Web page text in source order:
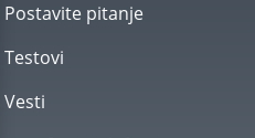
Postavite pitanje
Testovi
Vesti